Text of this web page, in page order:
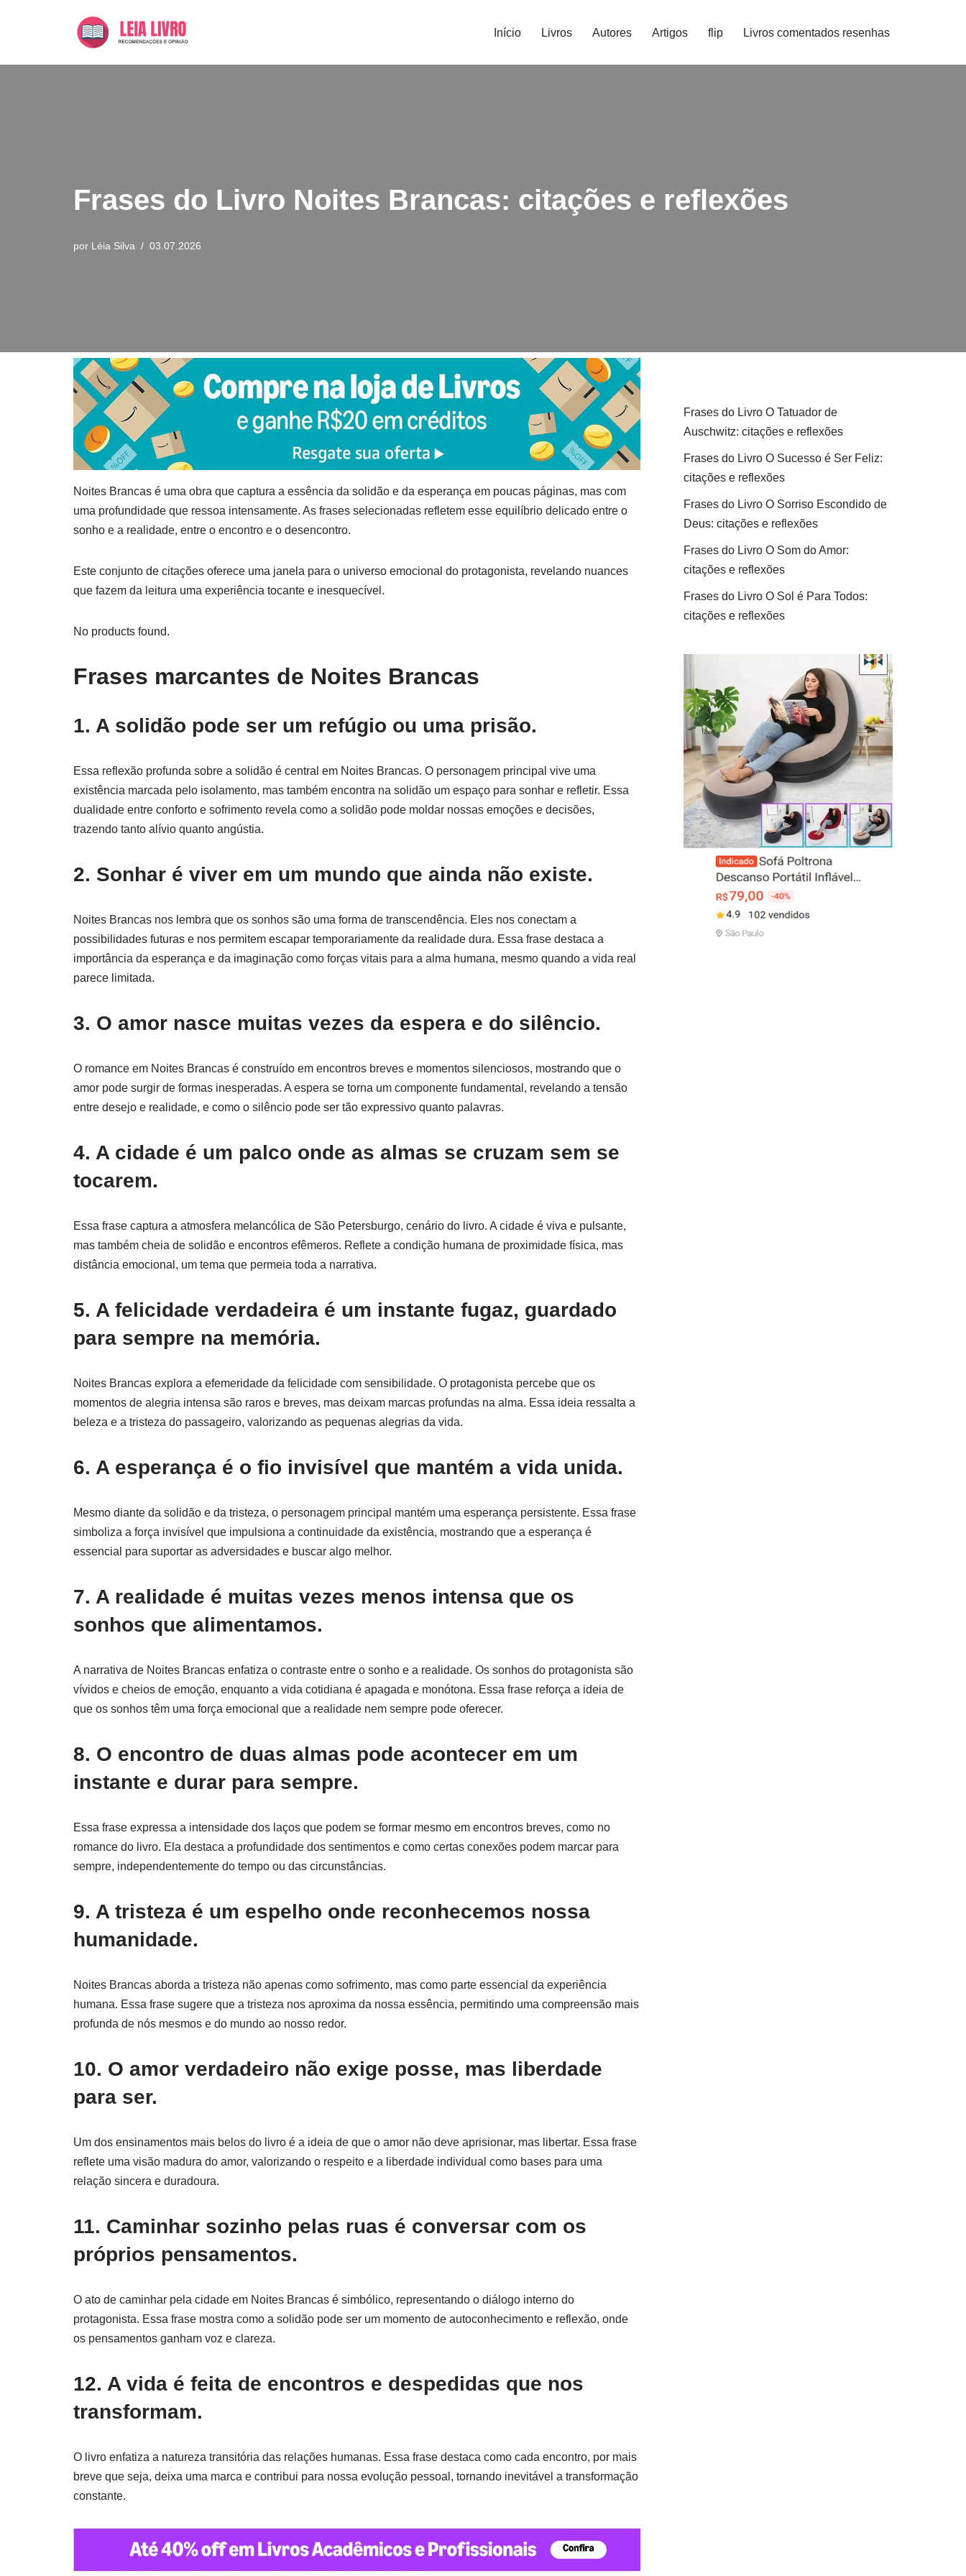
Início Livros Autores Artigos flip Livros comentados resenhas
Frases do Livro Noites Brancas: citações e reflexões
por Léia Silva 03.07.2026
Noites Brancas é uma obra que captura a essência da solidão e da esperança em poucas páginas, mas com
uma profundidade que ressoa intensamente. As frases selecionadas refletem esse equilíbrio delicado entre o
sonho e a realidade, entre o encontro e o desencontro.
Este conjunto de citações oferece uma janela para o universo emocional do protagonista, revelando nuances
que fazem da leitura uma experiência tocante e inesquecível.
No products found.
Frases marcantes de Noites Brancas
1. A solidão pode ser um refúgio ou uma prisão.
Essa reflexão profunda sobre a solidão é central em Noites Brancas. O personagem principal vive uma
existência marcada pelo isolamento, mas também encontra na solidão um espaço para sonhar e refletir. Essa
dualidade entre conforto e sofrimento revela como a solidão pode moldar nossas emoções e decisões,
trazendo tanto alívio quanto angústia.
2. Sonhar é viver em um mundo que ainda não existe.
Noites Brancas nos lembra que os sonhos são uma forma de transcendência. Eles nos conectam a
possibilidades futuras e nos permitem escapar temporariamente da realidade dura. Essa frase destaca a
importância da esperança e da imaginação como forças vitais para a alma humana, mesmo quando a vida real
parece limitada.
3. O amor nasce muitas vezes da espera e do silêncio.
O romance em Noites Brancas é construído em encontros breves e momentos silenciosos, mostrando que o
amor pode surgir de formas inesperadas. A espera se torna um componente fundamental, revelando a tensão
entre desejo e realidade, e como o silêncio pode ser tão expressivo quanto palavras.
4. A cidade é um palco onde as almas se cruzam sem se
tocarem.
Essa frase captura a atmosfera melancólica de São Petersburgo, cenário do livro. A cidade é viva e pulsante,
mas também cheia de solidão e encontros efêmeros. Reflete a condição humana de proximidade física, mas
distância emocional, um tema que permeia toda a narrativa.
5. A felicidade verdadeira é um instante fugaz, guardado
para sempre na memória.
Noites Brancas explora a efemeridade da felicidade com sensibilidade. O protagonista percebe que os
momentos de alegria intensa são raros e breves, mas deixam marcas profundas na alma. Essa ideia ressalta a
beleza e a tristeza do passageiro, valorizando as pequenas alegrias da vida.
6. A esperança é o fio invisível que mantém a vida unida.
Mesmo diante da solidão e da tristeza, o personagem principal mantém uma esperança persistente. Essa frase
simboliza a força invisível que impulsiona a continuidade da existência, mostrando que a esperança é
essencial para suportar as adversidades e buscar algo melhor.
7. A realidade é muitas vezes menos intensa que os
sonhos que alimentamos.
A narrativa de Noites Brancas enfatiza o contraste entre o sonho e a realidade. Os sonhos do protagonista são
vívidos e cheios de emoção, enquanto a vida cotidiana é apagada e monótona. Essa frase reforça a ideia de
que os sonhos têm uma força emocional que a realidade nem sempre pode oferecer.
8. O encontro de duas almas pode acontecer em um
instante e durar para sempre.
Essa frase expressa a intensidade dos laços que podem se formar mesmo em encontros breves, como no
romance do livro. Ela destaca a profundidade dos sentimentos e como certas conexões podem marcar para
sempre, independentemente do tempo ou das circunstâncias.
9. A tristeza é um espelho onde reconhecemos nossa
humanidade.
Noites Brancas aborda a tristeza não apenas como sofrimento, mas como parte essencial da experiência
humana. Essa frase sugere que a tristeza nos aproxima da nossa essência, permitindo uma compreensão mais
profunda de nós mesmos e do mundo ao nosso redor.
10. O amor verdadeiro não exige posse, mas liberdade
para ser.
Um dos ensinamentos mais belos do livro é a ideia de que o amor não deve aprisionar, mas libertar. Essa frase
reflete uma visão madura do amor, valorizando o respeito e a liberdade individual como bases para uma
relação sincera e duradoura.
11. Caminhar sozinho pelas ruas é conversar com os
próprios pensamentos.
O ato de caminhar pela cidade em Noites Brancas é simbólico, representando o diálogo interno do
protagonista. Essa frase mostra como a solidão pode ser um momento de autoconhecimento e reflexão, onde
os pensamentos ganham voz e clareza.
12. A vida é feita de encontros e despedidas que nos
transformam.
O livro enfatiza a natureza transitória das relações humanas. Essa frase destaca como cada encontro, por mais
breve que seja, deixa uma marca e contribui para nossa evolução pessoal, tornando inevitável a transformação
constante.
Frases do Livro O Tatuador de
Auschwitz: citações e reflexões
Frases do Livro O Sucesso é Ser Feliz:
citações e reflexões
Frases do Livro O Sorriso Escondido de
Deus: citações e reflexões
Frases do Livro O Som do Amor:
citações e reflexões
Frases do Livro O Sol é Para Todos:
citações e reflexões